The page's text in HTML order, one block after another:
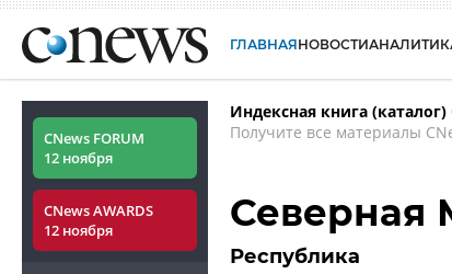
ГЛАВНАЯНОВОСТИ
CNews FORUM
12 ноября
CNews AWARDS
12 ноября
Индексная книга (каталог)
Получите все материалы
Северная
Республика